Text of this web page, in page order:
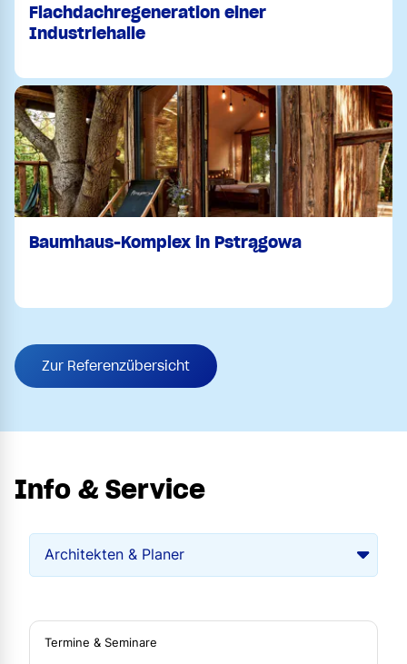
Flachdachregeneration einer
Industriehalle
Baumhaus-Komplex in Pstrągowa
Zur Referenzübersicht
Info & Service
Termine & Seminare